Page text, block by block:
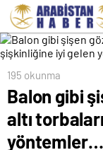
yöntemler…
195 okunma
Balon gibi
altı
yöntemler…